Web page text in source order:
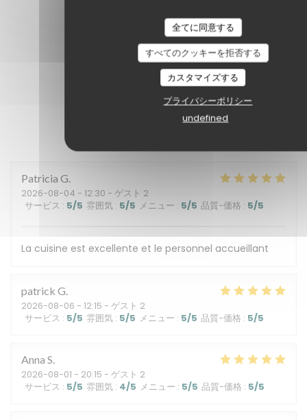
全てに同意する
すべてのクッキーを拒否する
カスタマイズする
プライバシーポリシー
undefined
顧客の評価
Patricia G
2026-08-04 - 12:30 - ゲスト 2
サービス : 5/5 雰囲気 : 5/5 メニュー : 5/5 品質-価格 : 5/5
La cuisine est excellente et le personnel accueillant
patrick G
2026-08-06 - 12:15 - ゲスト 2
サービス : 5/5 雰囲気 : 5/5 メニュー : 5/5 品質-価格 : 5/5
Anna S
2026-08-01 - 20:15 - ゲスト 2
サービス : 5/5 雰囲気 : 4/5 メニュー : 5/5 品質-価格 : 5/5